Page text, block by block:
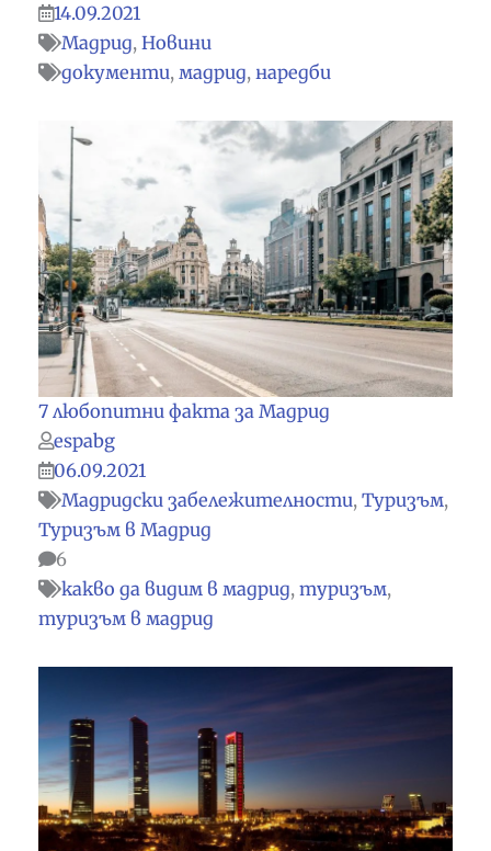
14.09.2021
Мадрид, Новини
документи, мадрид, наредби
7 любопитни факта за Мадрид
espabg
06.09.2021
Мадридски забележителности, Туризъм,
Туризъм в Мадрид
6
какво да видим в мадрид, туризъм,
туризъм в мадрид